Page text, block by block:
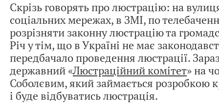
Скрізь говорять про люстрацію: на
соціальних мережах, в ЗМІ, по
розрізняти законну люстрацію та
Річ у тім, що в Україні не має
передбачало проведення люстрації.
державний «Люстраційний комітет» на
Соболєвим, який займається розробкою
і буде відбуватись люстрація.